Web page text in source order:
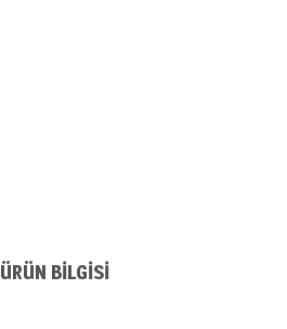
ÜRÜN BILGISI